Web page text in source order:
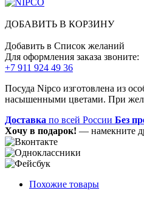
ДОБАВИТЬ В КОРЗИНУ
Добавить в Список желаний
Для оформления заказа звоните:
+7 911 924 49 36
Посуда Nipco изготовлена из
насышенными цветами. При
Доставка по всей России Без
Хочу в подарок! — намекните
Похожие товары